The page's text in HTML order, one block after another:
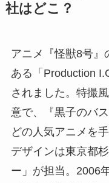
社はどこ？
アニメ『怪獣8号』
ある「Production
されました。特撮
意で、『黒子のバ
どの人気アニメを
デザインは東京都
ー」が担当。2006